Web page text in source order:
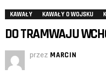
KAWAŁY KAWAŁY O WOJSKU
DO TRAMWAJU
przez MARCIN